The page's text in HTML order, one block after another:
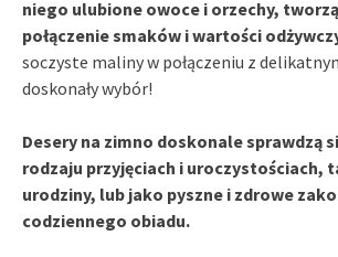
niego ulubione owoce i orzechy,
połączenie smaków i wartości
soczyste maliny w połączeniu z
doskonały wybór!
Desery na zimno doskonale sprawdzą
rodzaju przyjęciach i uroczystościach,
urodziny, lub jako pyszne i zdrowe
codziennego obiadu.